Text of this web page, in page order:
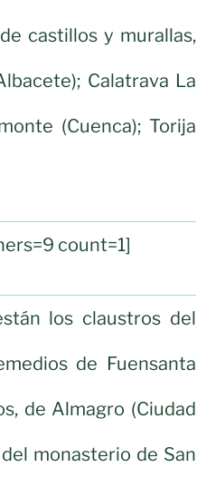
castillos y murallas,
Calatrava La
(Cuenca); Torija
count=1]
los claustros del
de Fuensanta
de Almagro (Ciudad
monasterio de San